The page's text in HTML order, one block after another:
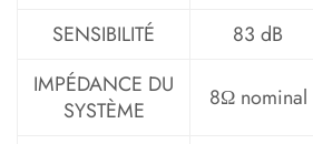
SENSIBILITÉ 83 dB
IMPÉDANCE DU
SYSTÈME
8Ω nominal